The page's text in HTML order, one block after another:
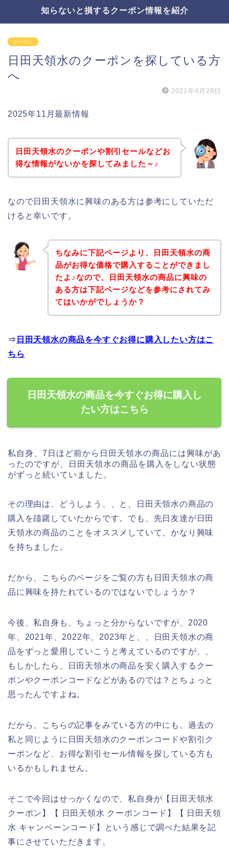
知らないと損するクーポン情報を紹介
クーポン
日田天領水のクーポンを探している方
へ
2021年4月29日
2025年11月最新情報
日田天領水のクーポンや割引セールなどお
得な情報がないかを探してみました～♪
なので日田天領水に興味のある方は参考にしていただ
けると幸いです。
ちなみに下記ページより、日田天領水の商
品がお得な価格で購入することができまし
たよ♪なので、日田天領水の商品に興味の
ある方は下記ページなどを参考にされてみ
てはいかがでしょうか？
⇒ 日田天領水の商品を今すぐお得に購入したい方はこ
ちら
日田天領水の商品を今すぐお得に購入し
たい方はこちら
私自身、7日ほど前から日田天領水の商品には興味があ
ったのですが、日田天領水の商品を購入をしない状態
がずっと続いていました。
その理由は、どうしよう、、と、日田天領水の商品の
購入を躊躇していたからです。でも、先日友達が日田
天領水の商品のことをオススメしていて、かなり興味
を持ちました。
だから、こちらのページをご覧の方も日田天領水の商
品に興味を持たれているのではないでしょうか？
今後、私自身も、ちょっと分からないですが、2020
年、2021年、2022年、2023年と、、日田天領水の商
品をずっと愛用していこうと考えているのですが、、
もしかしたら、日田天領水の商品を安く購入するクー
ポンやクーポンコードなどがあるのでは？とちょっと
思ったんですよね。
だから、こちらの記事をみている方の中にも、過去の
私と同じように日田天領水のクーポンコードや割引ク
ーポンなど、お得な割引セール情報を探している方も
いるかもしれません。
そこで今回はせっかくなので、私自身が【日田天領水
クーポン】【 日田天領水 クーポンコード】【 日田天領
水 キャンペーンコード】という感じで調べた結果を記
事にさせていただきます。